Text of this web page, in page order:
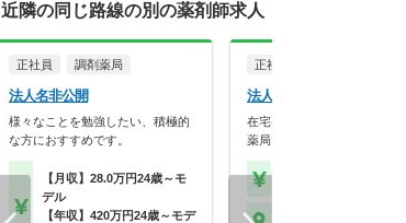
近隣の同じ路線の別の薬剤師求人
正社員 調剤薬局
法人名非公開
様々なことを勉強したい、積極的
な方におすすめです。
【月収】28.0万円24歳～モ
デル
【年収】420万円24歳～モデ
正社員
法人名非公開
在宅専門の薬剤師が2名在籍
薬局です！